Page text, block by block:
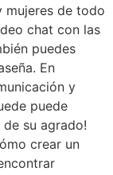
mujeres de todo
chat con las
puedes
En
y
puede
su agrado!
crear un